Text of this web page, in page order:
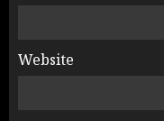
Website